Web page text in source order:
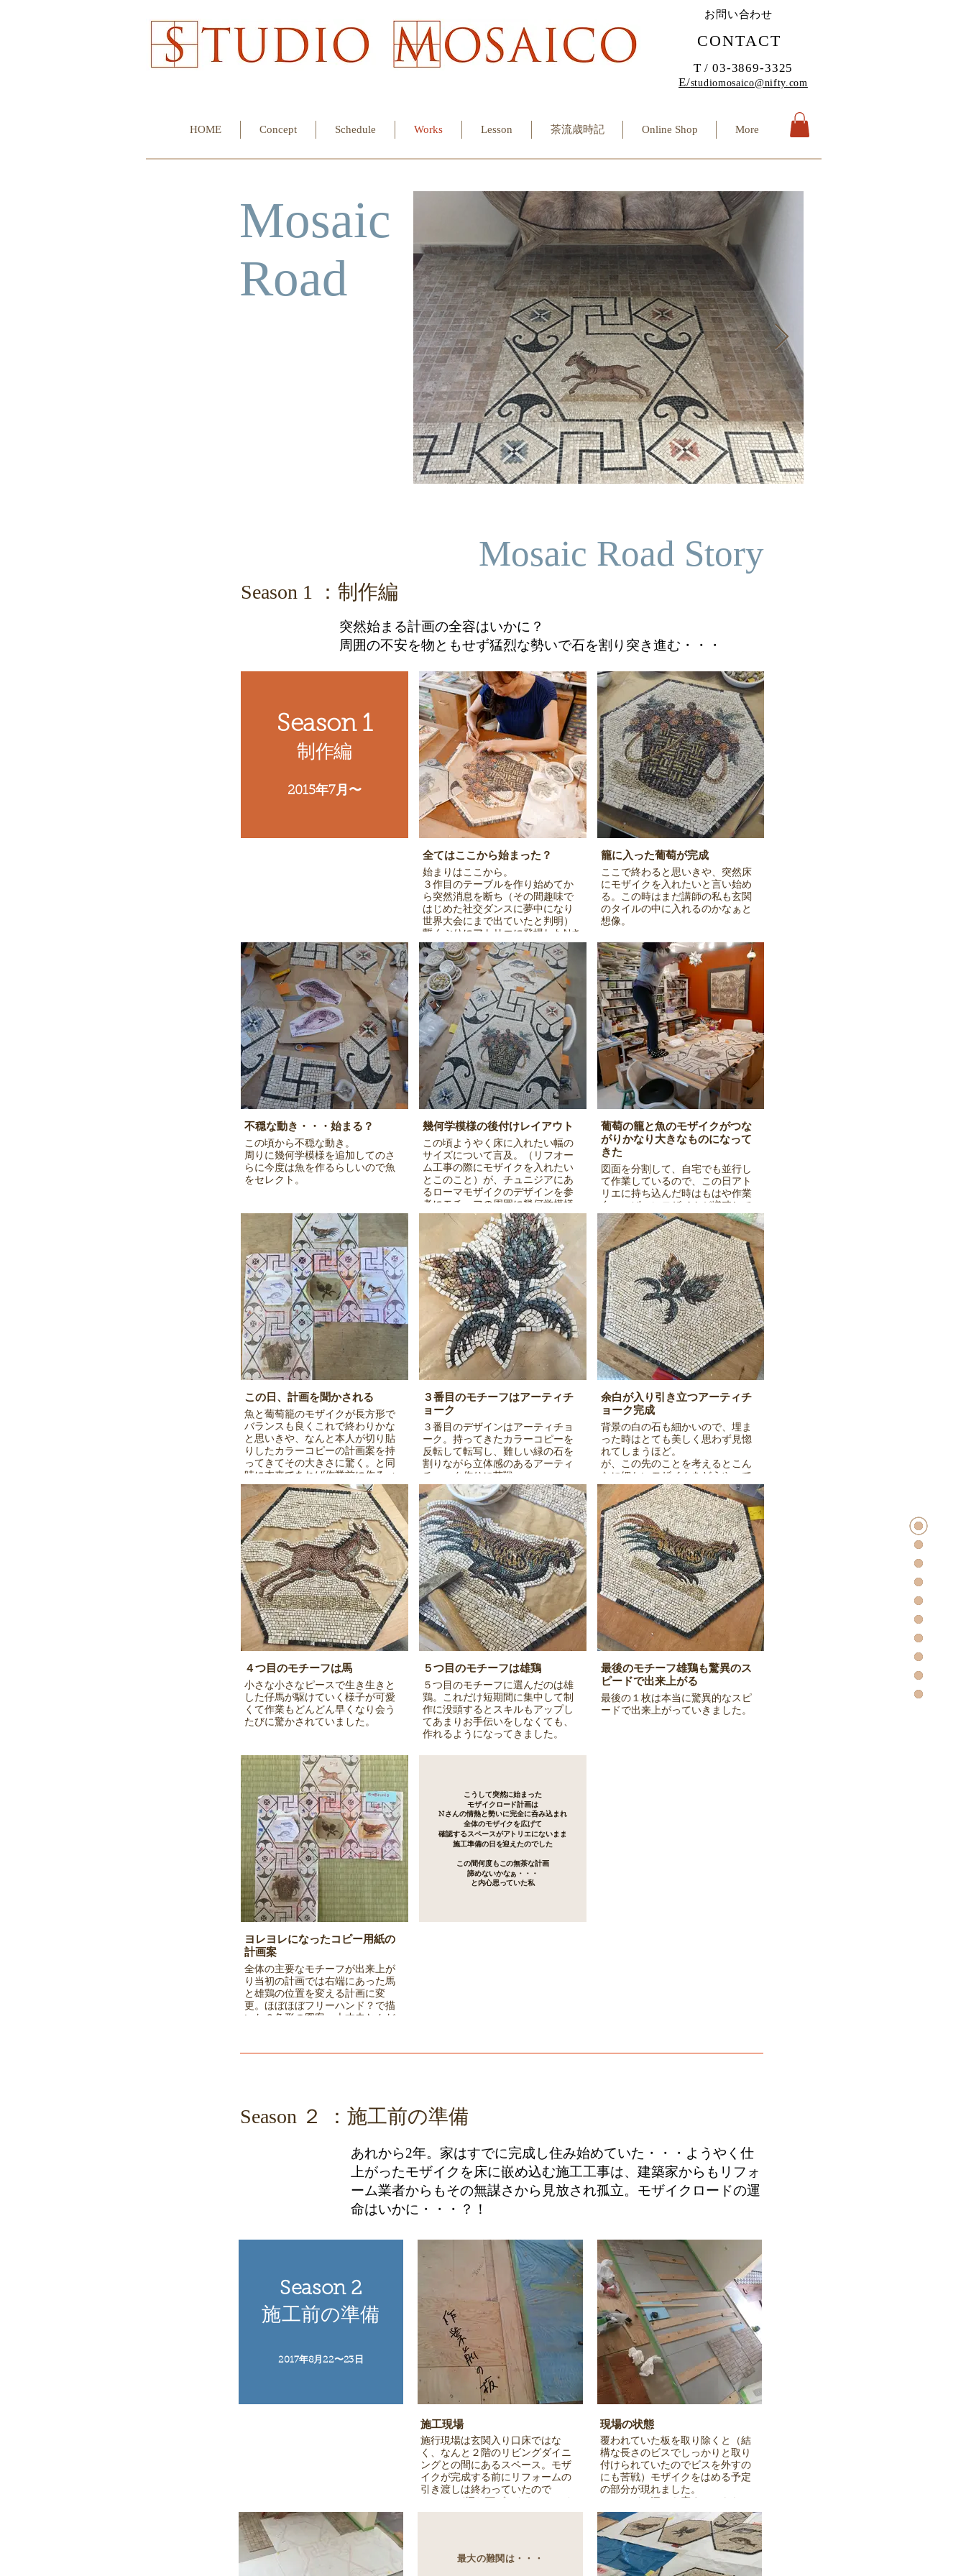
お問い合わせ
CONTACT
T / 03-3869-3325
E/studiomosaico@nifty.com
HOME Concept Schedule Works Lesson 茶流歳時記 Online Shop More
​Mosaic
Road
​Mosaic Road Story
​Season 1 ：制作編
突然始まる計画の全容はいかに？
周囲の不安を物ともせず猛烈な勢いで石を割り突き進む・・・
Season 1
​制作編
2015年7月〜
全てはここから始まった？
始まりはここから。
３作目のテーブルを作り始めてか
ら突然消息を断ち（その間趣味で
はじめた社交ダンスに夢中になり
世界大会にまで出ていたと判明）
暫くぶりにアトリエに登場したNさ
ん。何やら理由があって戻ってき
たような様子。
籠に入った葡萄が完成
ここで終わると思いきや、突然床
にモザイクを入れたいと言い始め
る。この時はまだ講師の私も玄関
のタイルの中に入れるのかなぁと
想像。
不穏な動き・・・始まる？
この頃から不穏な動き。
周りに幾何学模様を追加してのさ
らに今度は魚を作るらしいので魚
をセレクト。
幾何学模様の後付けレイアウト
この頃ようやく床に入れたい幅の
サイズについて言及。（リフオー
ム工事の際にモザイクを入れたい
とこのこと）が、チュニジアにあ
るローマモザイクのデザインを参
考にモチーフの周囲に幾何学模様
を配置する。制作途中の段階から
バランスよく希望の幾何学模様を
配置するのに苦労する。（最初か
ら図面を作っていないので行き当
たりばったりの為一苦労）
葡萄の籠と魚のモザイクがつな
がりかなり大きなものになって
きた
図面を分割して、自宅でも並行し
て作業しているので、この日アト
リエに持ち込んだ時はもはや作業
台いっぱいにモザイクが増殖して
いて写真を撮るにも一苦労？
この日、計画を聞かされる
魚と葡萄籠のモザイクが長方形で
バランスも良くこれで終わりかな
と思いきや、なんと本人が切り貼
りしたカラーコピーの計画案を持
ってきてその大きさに驚く。と同
時に本来であれば作業前に作るべ
き全体のデザインの台紙をこの段
階で作ることになり、しかも幾何
学模様ということでとても大変で
した。
３番目のモチーフはアーティチ
ョーク
３番目のデザインはアーティチョ
ーク。持ってきたカラーコピーを
反転して転写し、難しい緑の石を
割りながら立体感のあるアーティ
チョーク作りに苦戦。
余白が入り引き立つアーティチ
ョーク完成
背景の白の石も細かいので、埋ま
った時はとても美しく思わず見惚
れてしまうほど。
が、この先のことを考えるとこん
なに細かいモザイクをどうやって
床に施工しようかと思い不安が募
る。。。
４つ目のモチーフは馬
小さな小さなピースで生き生きと
した仔馬が駆けていく様子が可愛
くて作業もどんどん早くなり会う
たびに驚かされていました。
５つ目のモチーフは雄鶏
５つ目のモチーフに選んだのは雄
鶏。これだけ短期間に集中して制
作に没頭するとスキルもアップし
てあまりお手伝いをしなくても、
作れるようになってきました。
最後のモチーフ雄鶏も驚異のス
ピードで出来上がる
最後の１枚は本当に驚異的なスピ
ードで出来上がっていきました。
ヨレヨレになったコピー用紙の
計画案
全体の主要なモチーフが出来上が
り当初の計画では右端にあった馬
と雄鶏の位置を変える計画に変
更。ほぼほぼフリーハンド？で描
いた６角形の図案、大丈夫なんだ
こうして突然に始まった
モザイクロード計画は
Nさんの情熱と勢いに完全に呑み込まれ
全体のモザイクを広げて
確認するスペースがアトリエにないまま
施工準備の日を迎えたのでした
この間何度もこの無茶な計画
諦めないかなぁ・・・
と内心思っていた私
​Season ２ ：施工前の準備
あれから2年。家はすでに完成し住み始めていた・・・ようやく仕
上がったモザイクを床に嵌め込む施工工事は、建築家からもリフォ
ーム業者からもその無謀さから見放され孤立。モザイクロードの運
命はいかに・・・？！
Season 2
施工前の準備
2017年8月22〜23日
施工現場
施行現場は玄関入り口床ではな
く、なんと２階のリビングダイニ
ングとの間にあるスペース。モザ
イクが完成する前にリフォームの
引き渡しは終わっていたので
３cmほど掘り下げてもらっていた
床の上には板を固定して生活され
現場の状態
覆われていた板を取り除くと（結
構な長さのビスでしっかりと取り
付けられていたのでビスを外すの
にも苦戦）モザイクをはめる予定
の部分が現れました。
3cmほどの深さを窪ませてもら
い、コンクリート板が下地になっ
ています。
最大の難関は・・・